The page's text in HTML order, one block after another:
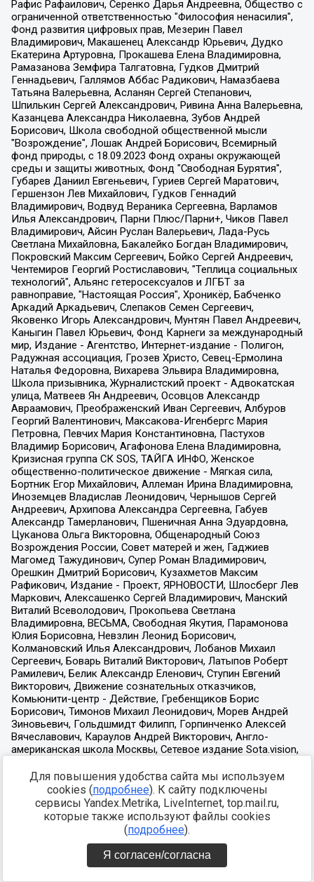
Для повышения удобства сайта мы используем
cookies (подробнее). К сайту подключены
сервисы Yandex.Metrika, LiveInternet, top.mail.ru,
которые также используют файлы cookies
(подробнее).
Я согласен/согласна